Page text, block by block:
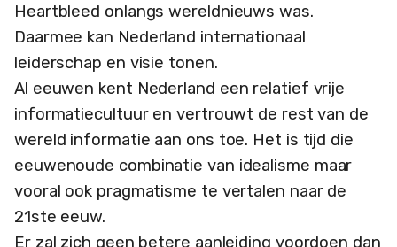
Heartbleed onlangs wereldnieuws was.
Daarmee kan Nederland internationaal
leiderschap en visie tonen.
Al eeuwen kent Nederland een relatief vrije
informatiecultuur en vertrouwt de rest van de
wereld informatie aan ons toe. Het is tijd die
eeuwenoude combinatie van idealisme maar
vooral ook pragmatisme te vertalen naar de
21ste eeuw.
Er zal zich geen betere aanleiding voordoen dan